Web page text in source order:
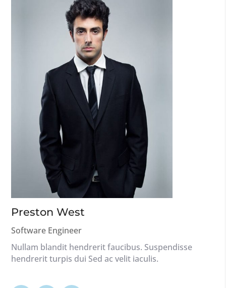
Preston West
Software Engineer
Nullam blandit hendrerit faucibus. Suspendisse
hendrerit turpis dui Sed ac velit iaculis.